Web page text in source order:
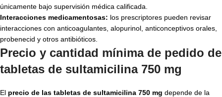
únicamente bajo supervisión médica calificada.
Interacciones medicamentosas: los prescriptores pueden revisar
interacciones con anticoagulantes, alopurinol, anticonceptivos orales,
probenecid y otros antibióticos.
Precio y cantidad mínima de pedido de
tabletas de sultamicilina 750 mg
El precio de las tabletas de sultamicilina 750 mg depende de la